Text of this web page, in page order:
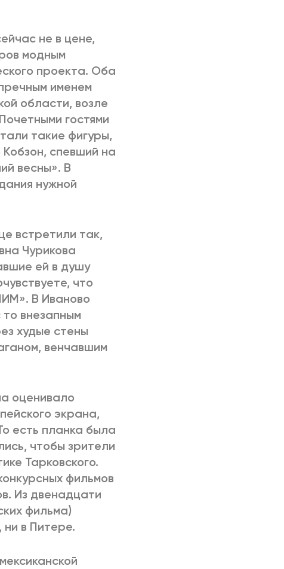
не в цене,
модным
проекта. Оба
именем
области, возле
гостями
такие фигуры,
спевший на
весны». В
нужной
встретили так,
Чурикова
ей в душу
что
В Иваново
внезапным
худые стены
венчавшим
оценивало
экрана,
есть планка была
чтобы зрители
Тарковского.
фильмов
Из двенадцати
фильма)
ни в Питере.